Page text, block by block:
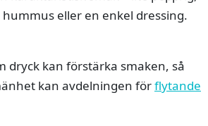
eller en enkel dressing.
dryck kan förstärka smaken, så
kan avdelningen förflytande